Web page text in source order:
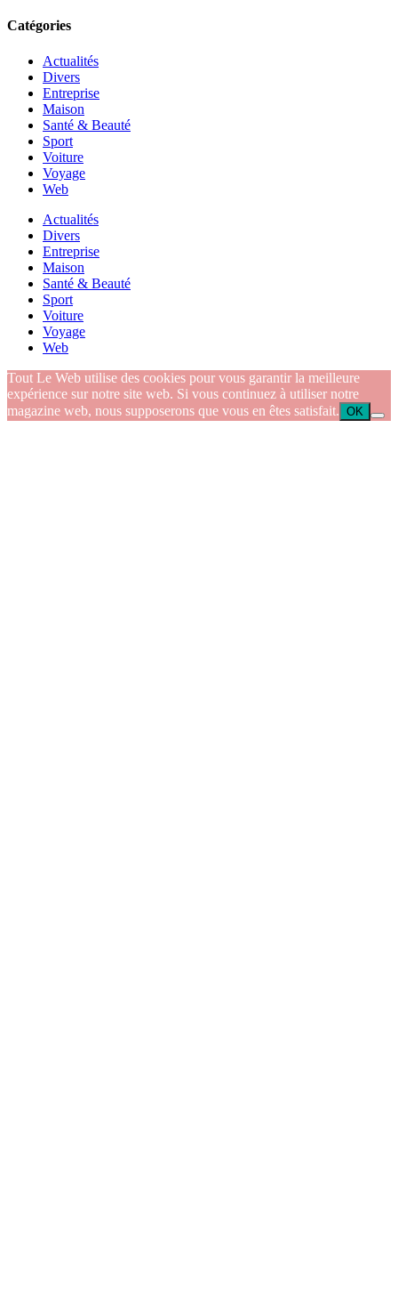
Catégories
Actualités
Divers
Entreprise
Maison
Santé & Beauté
Sport
Voiture
Voyage
Web
Actualités
Divers
Entreprise
Maison
Santé & Beauté
Sport
Voiture
Voyage
Web
Tout Le Web utilise des cookies pour vous garantir la meilleure
expérience sur notre site web. Si vous continuez à utiliser notre
magazine web, nous supposerons que vous en êtes satisfait. OK